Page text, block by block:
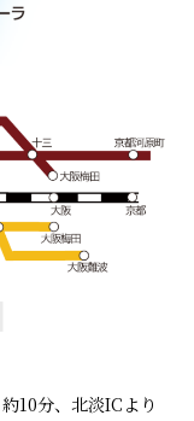
10分、北淡ICより